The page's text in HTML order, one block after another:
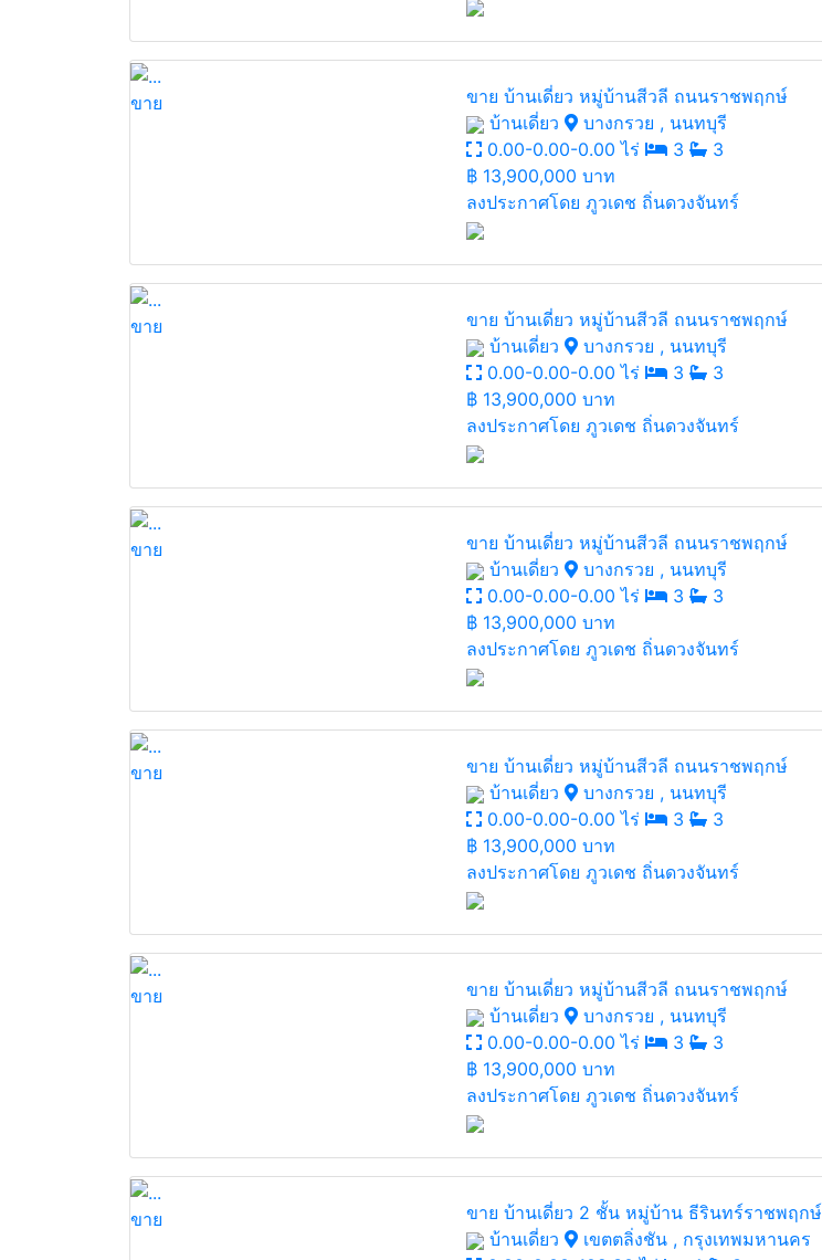
ขาย
ขาย บ้านเดี่ยว หมู่บ้านสีวลี ถนนราชพฤกษ์
บ้านเดี่ยว
บางกรวย , นนทบุรี
0.00-0.00-0.00 ไร่
3
3
฿ 13,900,000 บาท
ลงประกาศโดย ภูวเดช ถิ่นดวงจันทร์
ขาย
ขาย บ้านเดี่ยว หมู่บ้านสีวลี ถนนราชพฤกษ์
บ้านเดี่ยว
บางกรวย , นนทบุรี
0.00-0.00-0.00 ไร่
3
3
฿ 13,900,000 บาท
ลงประกาศโดย ภูวเดช ถิ่นดวงจันทร์
ขาย
ขาย บ้านเดี่ยว หมู่บ้านสีวลี ถนนราชพฤกษ์
บ้านเดี่ยว
บางกรวย , นนทบุรี
0.00-0.00-0.00 ไร่
3
3
฿ 13,900,000 บาท
ลงประกาศโดย ภูวเดช ถิ่นดวงจันทร์
ขาย
ขาย บ้านเดี่ยว หมู่บ้านสีวลี ถนนราชพฤกษ์
บ้านเดี่ยว
บางกรวย , นนทบุรี
0.00-0.00-0.00 ไร่
3
3
฿ 13,900,000 บาท
ลงประกาศโดย ภูวเดช ถิ่นดวงจันทร์
ขาย
ขาย บ้านเดี่ยว หมู่บ้านสีวลี ถนนราชพฤกษ์
บ้านเดี่ยว
บางกรวย , นนทบุรี
0.00-0.00-0.00 ไร่
3
3
฿ 13,900,000 บาท
ลงประกาศโดย ภูวเดช ถิ่นดวงจันทร์
ขาย
ขาย บ้านเดี่ยว 2 ชั้น หมู่บ้าน ธีรินทร์ราชพฤกษ์
บ้านเดี่ยว
เขตตลิ่งชัน , กรุงเทพมหานคร